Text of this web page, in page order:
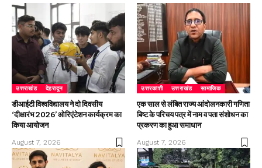
उत्तराखंड देहरादून
डीआईटी विश्वविद्यालय ने दो दिवसीय
‘दीक्षारंभ 2026’ ओरिएंटेशन कार्यक्रम का
किया आयोजन
August 7, 2026
उत्तरकाशी उत्तराखंड सामाजिक
एक साल से लंबित राज्य आंदोलनकारी गणिता
बिष्ट के परिचय पत्र में नाम व पता संशोधन का
प्रकरण का हुआ समाधान
August 7, 2026